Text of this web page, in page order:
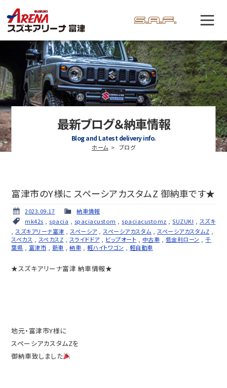
最新ブログ＆納車情報
Blog and Latest delivery info.
ホーム ブログ
富津市のY様に スペーシアカスタムZ 御納車です★
2023.09.17
納車情報
mk42s
spacia spaciacustom spaciacustomz ,SUZUKI
スズキ
スズキアリーナ富津 スペーシア, スペーシアカスタム スペーシアカスタムZ
スペカス
スペカスZ スライドドア, ビップオート 中古車 低金利ローン ,千
葉県
富津市 新車 ,納車 軽ハイトワゴン 軽自動車
★スズキアリーナ富津 納車情報★
地元・富津市Y様に
スペーシアカスタムZを
御納車致しました